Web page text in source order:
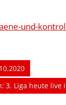
und-
3. Liga heute